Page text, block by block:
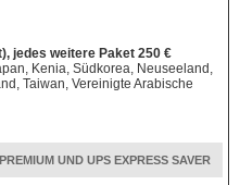
jedes weitere Paket 250 €
Kenia, Südkorea, Neuseeland,
Taiwan, Vereinigte Arabische
UND UPS EXPRESS SAVER